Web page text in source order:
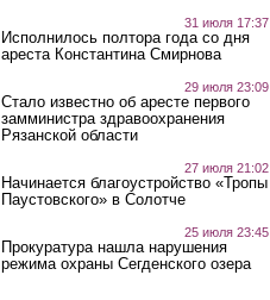
31 июля 17:37
Исполнилось полтора года со дня
ареста Константина Смирнова
29 июля 23:09
Стало известно об аресте первого
замминистра здравоохранения
Рязанской области
27 июля 21:02
Начинается благоустройство «Тропы
Паустовского» в Солотче
25 июля 23:45
Прокуратура нашла нарушения
режима охраны Сегденского озера